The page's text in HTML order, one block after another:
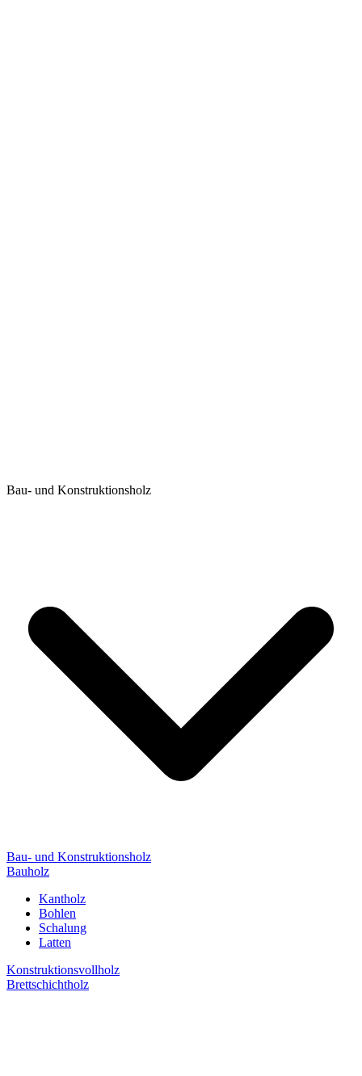
Bau- und Konstruktionsholz
Bau- und Konstruktionsholz
Bauholz
Kantholz
Bohlen
Schalung
Latten
Konstruktionsvollholz
Brettschichtholz